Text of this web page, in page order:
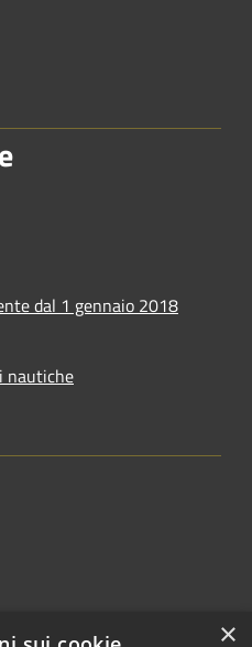
dal 1 gennaio 2018
nautiche
×